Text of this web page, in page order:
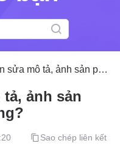
tả, ảnh sản phẩm trong gian hàng?
ảnh sản
Sao chép liên kết